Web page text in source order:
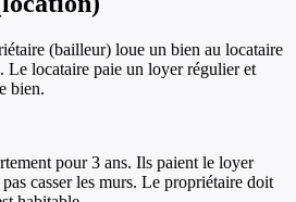
(bailleur) loue un bien au locataire
Le locataire paie un loyer régulier et
bien.
pour 3 ans. Ils paient le loyer
casser les murs. Le propriétaire doit